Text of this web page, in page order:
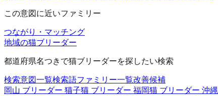
この意図に近いファミリー
つながり・マッチング
地域の猫ブリーダー
都道府県名つきで猫ブリーダーを探したい検索
検索意図一覧検索語ファミリー一覧改善候補
岡山 ブリーダー 猫子猫 ブリーダー 福岡猫 ブリーダー 沖縄